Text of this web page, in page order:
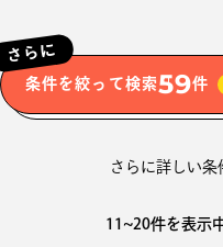
さらに
条件を絞って検索59件
さらに詳しい条
11~20件を表示